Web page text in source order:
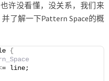
许没看懂，没关系，我们来
了解一下Pattern Space的概
{
= line;